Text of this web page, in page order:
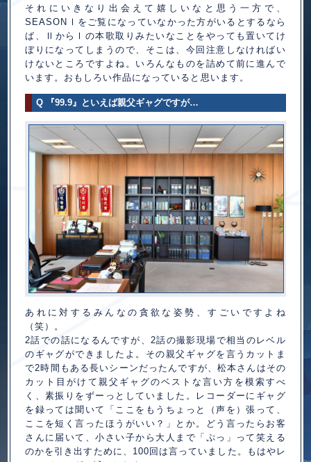
それにいきなり出会えて嬉しいなと思う一方で、
SEASON
Ⅰ をご覧になっていなかった方がいるとするなら
ば、
Ⅱ から Ⅰ の本歌取りみたいなことをやっても置いてけ
ぼりになってしまうので、そこは、今回注意しなければい
けないところですよね。いろんなものを詰めて前に進んで
います。おもしろい作品になっていると思います。
Q 『99.9』といえば親父ギャグですが…
あれに対するみんなの貪欲な姿勢、すごいですよね
（笑）。
2話での話になるんですが、2話の撮影現場で相当のレベル
のギャグができましたよ。その親父ギャグを言うカットま
で2時間もある長いシーンだったんですが、松本さんはその
カット目がけて親父ギャグのベストな言い方を模索すべ
く、素振りをずーっとしていました。レコーダーにギャグ
を録っては聞いて「ここをもうちょっと（声を）張って、
ここを短く言ったほうがいい？」とか。どう言ったらお客
さんに届いて、小さい子から大人まで「ぷっ」って笑える
のかを引き出すために、100回は言っていました。もはやレ